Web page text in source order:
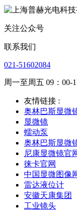
关注公众号
联系我们
021-51602084
周一至周五 09：00-
友情链接 :
奥林巴斯显微
显微镜
蠕动泵
奥林巴斯显微
尼康显微镜官
徕卡官网
中国显微图像
雷达液位计
安徽天康集团
工业镜头